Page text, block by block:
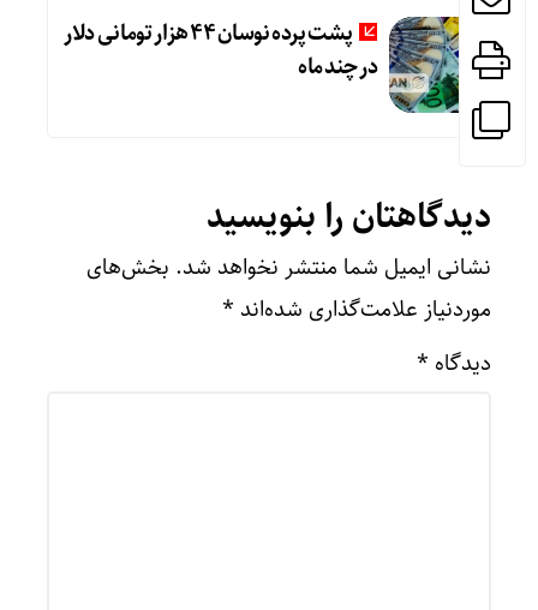
پشت پرده نوسان ۴۴ هزار تومانی دلار
در چند ماه
دیدگاهتان را بنویسید
نشانی ایمیل شما منتشر نخواهد شد. بخش‌های
موردنیاز علامت‌گذاری شده‌اند *
دیدگاه *